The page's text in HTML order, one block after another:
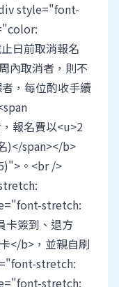
style="font-
日前取消報名
內取消者，則不
，每位酌收手續
報名費以<u>2
)</span></b>
。<br />
stretch:
簽到、退方
</b>，並親自刷
stretch:
stretch: